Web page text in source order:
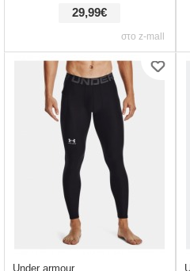
στο z-mall
29,99€
Under armour